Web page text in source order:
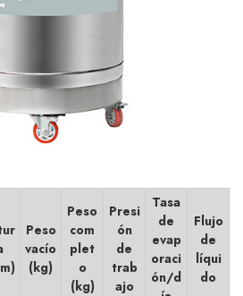
Peso
vacío
(kg)
Peso
com
plet
o
(kg)
Presi
ón
de
trab
ajo
Tasa
de
evap
oraci
ón/d
Flujo
de
líqui
do